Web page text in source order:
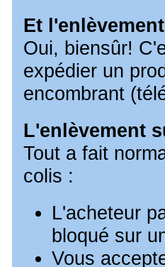
Et
Oui, biensûr!
expédier un
encombrant
L'enlèvement
Tout a fait
colis :
L'acheteur
bloqué sur
Vous